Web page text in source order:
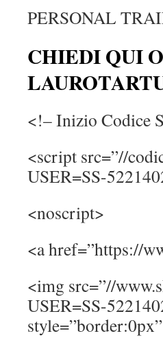
PERSONAL
CHIEDI QUI
<!– Inizio Codice
<script src=”//
USER=SS-
<noscript>
<a href=”https://
<img src=”//
USER=SS-